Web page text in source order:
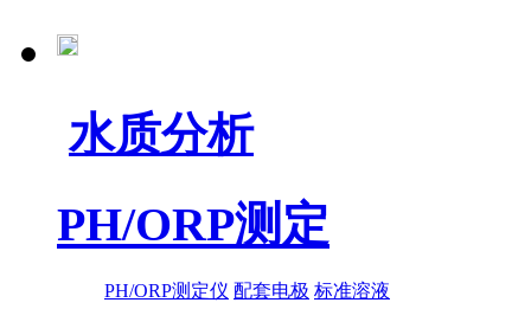
水质分析
PH/ORP测定
PH/ORP测定仪 配套电极 标准溶液